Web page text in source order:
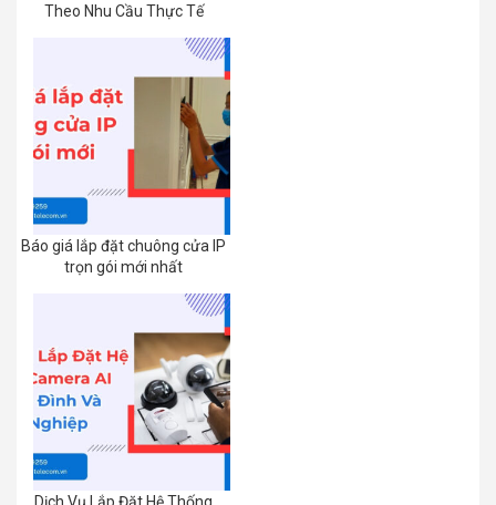
Theo Nhu Cầu Thực Tế
Báo giá lắp đặt chuông cửa IP
trọn gói mới nhất